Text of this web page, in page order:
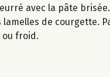
avec la pâte
de courgette.
ou froid.